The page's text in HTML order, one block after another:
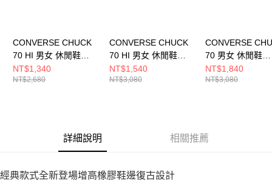
CONVERSE CHUCK
70 HI 男女 休閒鞋
A08616C
NT$1,340
NT$2,680
CONVERSE CHUCK
70 HI 男女 休閒鞋
A07201C
NT$1,540
NT$3,080
CONVERSE
70 男女 休閒鞋
A10549C
NT$1,840
NT$3,080
詳細說明 相關推薦
經典款式全新登場增高橡膠鞋邊復古設計